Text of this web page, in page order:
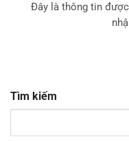
Đây là thông tin
Tìm kiếm